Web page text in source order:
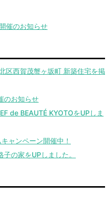
催のお知らせ
区西賀茂蟹ヶ坂町 新築住宅を掲
のお知らせ
de BEAUTÉ KYOTOをUPしま
ャンペーン開催中！
子の家をUPしました。